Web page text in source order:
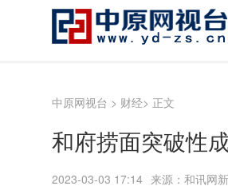
中原网视台 > 财经> 正文
和府捞面突破性
2023-03-03 17:14 来源：和讯网